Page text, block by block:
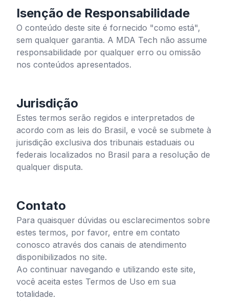
Isenção de Responsabilidade
O conteúdo deste site é fornecido "como está",
sem qualquer garantia. A MDA Tech não assume
responsabilidade por qualquer erro ou omissão
nos conteúdos apresentados.
Jurisdição
Estes termos serão regidos e interpretados de
acordo com as leis do Brasil, e você se submete à
jurisdição exclusiva dos tribunais estaduais ou
federais localizados no Brasil para a resolução de
qualquer disputa.
Contato
Para quaisquer dúvidas ou esclarecimentos sobre
estes termos, por favor, entre em contato
conosco através dos canais de atendimento
disponibilizados no site.
Ao continuar navegando e utilizando este site,
você aceita estes Termos de Uso em sua
totalidade.